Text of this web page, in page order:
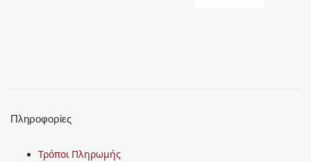
Πληροφορίες
Τρόποι Πληρωμής